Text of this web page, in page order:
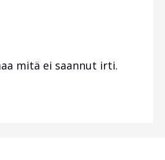
mitä ei saannut irti.